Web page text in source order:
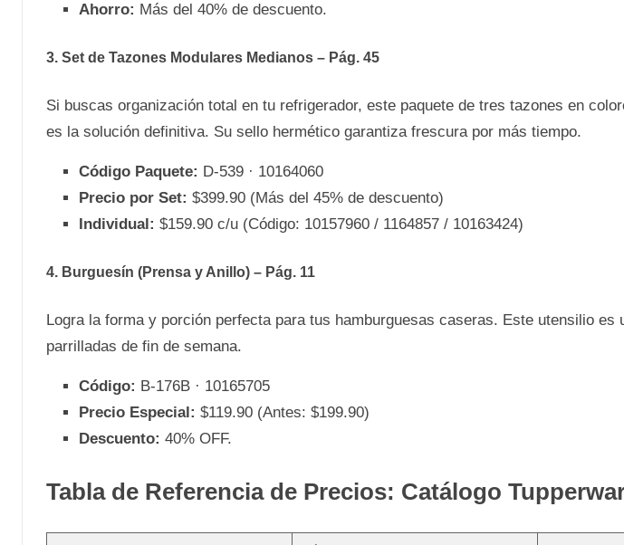
Ahorro: Más del 40% de descuento.
3. Set de Tazones Modulares Medianos – Pág. 45
Si buscas organización total en tu refrigerador, este paquete de tres tazones en
es la solución definitiva. Su sello hermético garantiza frescura por más tiempo.
Código Paquete: D-539 · 10164060
Precio por Set: $399.90 (Más del 45% de descuento)
Individual: $159.90 c/u (Código: 10157960 / 1164857 / 10163424)
4. Burguesín (Prensa y Anillo) – Pág. 11
Logra la forma y porción perfecta para tus hamburguesas caseras. Este utensilio es
parrilladas de fin de semana.
Código: B-176B · 10165705
Precio Especial: $119.90 (Antes: $199.90)
Descuento: 40% OFF.
Tabla de Referencia de Precios: Catálogo